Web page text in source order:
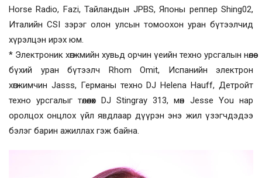
Horse Radio, Fazi, Тайландын JPBS, Японы реппер Shing02,
Италийн CSI зэрэг олон улсын томоохон уран бүтээлчид
хүрэлцэн ирэх юм.
* Электроник хөгжмийн хувьд орчин үеийн техно урсгалын нөлөө
бүхий уран бүтээлч Rhom Omit, Испанийн электрон
хөгжимчин Jasss, Германы техно DJ Helena Hauff, Детройт
техно урсгалыг төлөөлөх DJ Stingray 313, мөн Jesse You нар
оролцох онцлох үйл явдлаар дүүрэн энэ жил үзэгчдэдээ
бэлэг барин ажиллах гэж байна.